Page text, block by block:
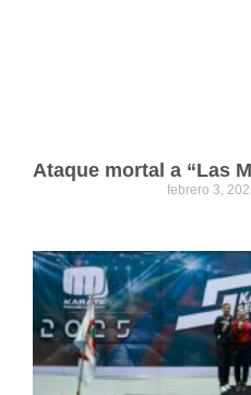
Ataque mortal a “Las
febrero 3,